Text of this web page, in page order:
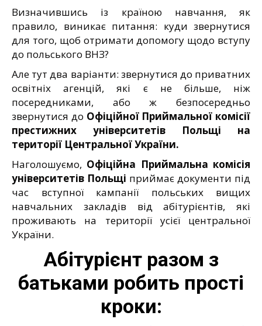
Визначившись із країною навчання, як
правило, виникає питання: куди звернутися
для того, щоб отримати допомогу щодо вступу
до польського ВНЗ?
Але тут два варіанти: звернутися до приватних
освітніх агенцій, які є не більше, ніж
посередниками, або ж безпосередньо
звернутися до Офіційної Приймальної комісії
престижних університетів Польщі на
території Центральної України.
Наголошуємо, Офіційна Приймальна комісія
університетів Польщі приймає документи під
час вступної кампанії польських вищих
навчальних закладів від абітурієнтів, які
проживають на території усієї центральної
України.
Абітурієнт разом з
батьками робить прості
кроки: